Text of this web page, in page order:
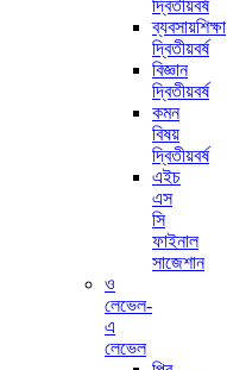
দ্বিতীয়বর্ষ
ব্যবসায়শিক্ষা
দ্বিতীয়বর্ষ
বিজ্ঞান
দ্বিতীয়বর্ষ
কমন
বিষয়
দ্বিতীয়বর্ষ
এইচ
এস
সি
ফাইনাল
সাজেশান
ও
লেভেল-
এ
লেভেল